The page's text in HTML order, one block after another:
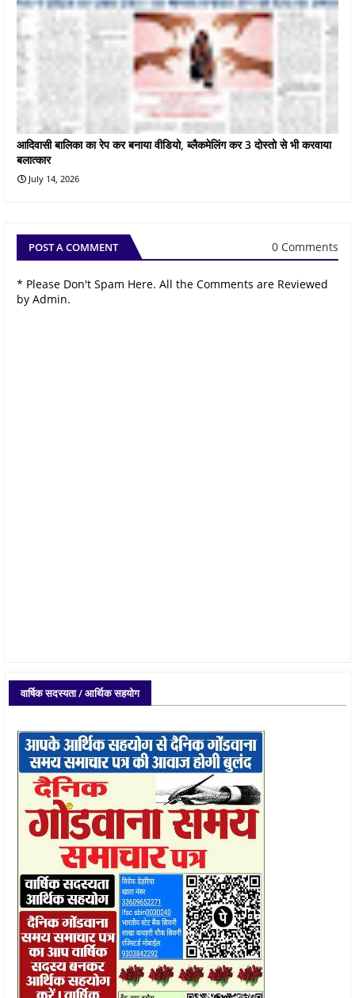
आदिवासी बालिका का रेप कर बनाया वीडियो, ब्लैकमेलिंग कर 3 दोस्तो से भी करवाया
बलात्कार
July 14, 2026
POST A COMMENT 0 Comments
* Please Don't Spam Here. All the Comments are Reviewed
by Admin.
वार्षिक सदस्यता / आर्थिक सहयोग